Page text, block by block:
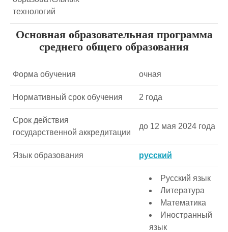
технологий
Основная образовательная программа
среднего общего образования
Форма обучения очная
Нормативный срок обучения 2 года
Срок действия
государственной аккредитации
до 12 мая 2024 года
Язык образования русский
Русский язык
Литература
Математика
Иностранный
язык